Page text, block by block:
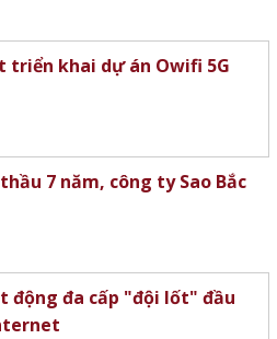
triển khai dự án Owifi 5G
7 năm, công ty Sao Bắc
động đa cấp "đội lốt" đầu